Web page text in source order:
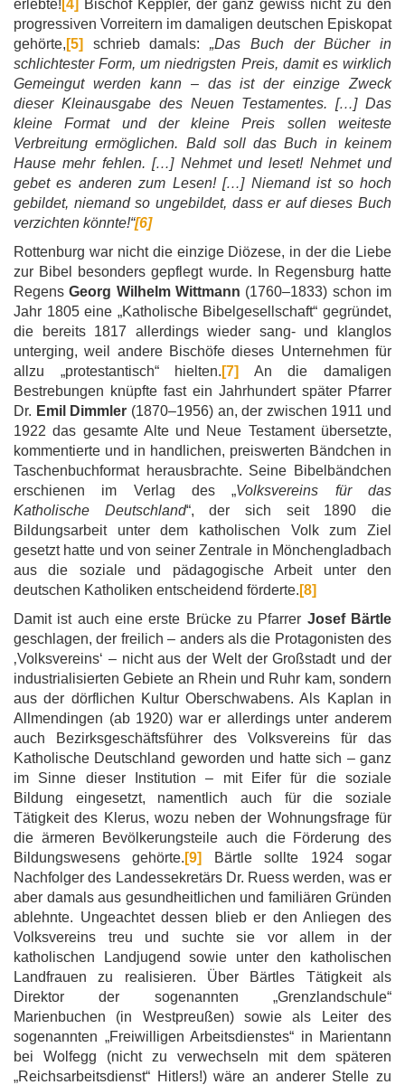
erlebte! [4]
Bischof Keppler, der ganz gewiss nicht zu den
progressiven Vorreitern im damaligen deutschen Episkopat
gehörte, [5] schrieb damals:„Das Buch der Bücher in
schlichtester Form, um niedrigsten Preis, damit es wirklich
Gemeingut werden kann – das ist der einzige Zweck
dieser Kleinausgabe des Neuen Testamentes. […] Das
kleine Format und der kleine Preis sollen weiteste
Verbreitung ermöglichen. Bald soll das Buch in keinem
Hause mehr fehlen. […] Nehmet und leset! Nehmet und
gebet es anderen zum Lesen! […] Niemand ist so hoch
gebildet, niemand so ungebildet, dass er auf dieses Buch
verzichten könnte!“[6]
Rottenburg war nicht die einzige Diözese, in der die Liebe
zur Bibel besonders gepflegt wurde. In Regensburg hatte
RegensGeorg Wilhelm Wittmann (1760–1833) schon im
Jahr 1805 eine „Katholische Bibelgesellschaft“ gegründet,
die bereits 1817 allerdings wieder sang- und klanglos
unterging, weil andere Bischöfe dieses Unternehmen für
allzu „protestantisch“ hielten. [7]
An die damaligen
Bestrebungen knüpfte fast ein Jahrhundert später Pfarrer
Dr. Emil Dimmler (1870–1956) an, der zwischen 1911 und
1922 das gesamte Alte und Neue Testament übersetzte,
kommentierte und in handlichen, preiswerten Bändchen in
Taschenbuchformat herausbrachte. Seine Bibelbändchen
erschienen im Verlag des „Volksvereins für das
Katholische Deutschland“, der sich seit 1890 die
Bildungsarbeit unter dem katholischen Volk zum Ziel
gesetzt hatte und von seiner Zentrale in Mönchengladbach
aus die soziale und pädagogische Arbeit unter den
deutschen Katholiken entscheidend förderte. [8]
Damit ist auch eine erste Brücke zu Pfarrer Josef Bärtle
geschlagen, der freilich – anders als die Protagonisten des
‚Volksvereins‘ – nicht aus der Welt der Großstadt und der
industrialisierten Gebiete an Rhein und Ruhr kam, sondern
aus der dörflichen Kultur Oberschwabens. Als Kaplan in
Allmendingen (ab 1920) war er allerdings unter anderem
auch Bezirksgeschäftsführer des Volksvereins für das
Katholische Deutschland geworden und hatte sich – ganz
im Sinne dieser Institution – mit Eifer für die soziale
Bildung eingesetzt, namentlich auch für die soziale
Tätigkeit des Klerus, wozu neben der Wohnungsfrage für
die ärmeren Bevölkerungsteile auch die Förderung des
Bildungswesens gehörte. [9]
Bärtle sollte 1924 sogar
Nachfolger des Landessekretärs Dr. Ruess werden, was er
aber damals aus gesundheitlichen und familiären Gründen
ablehnte. Ungeachtet dessen blieb er den Anliegen des
Volksvereins treu und suchte sie vor allem in der
katholischen Landjugend sowie unter den katholischen
Landfrauen zu realisieren. Über Bärtles Tätigkeit als
Direktor der sogenannten „Grenzlandschule“
Marienbuchen (in Westpreußen) sowie als Leiter des
sogenannten „Freiwilligen Arbeitsdienstes“ in Marientann
bei Wolfegg (nicht zu verwechseln mit dem späteren
„Reichsarbeitsdienst“ Hitlers!) wäre an anderer Stelle zu